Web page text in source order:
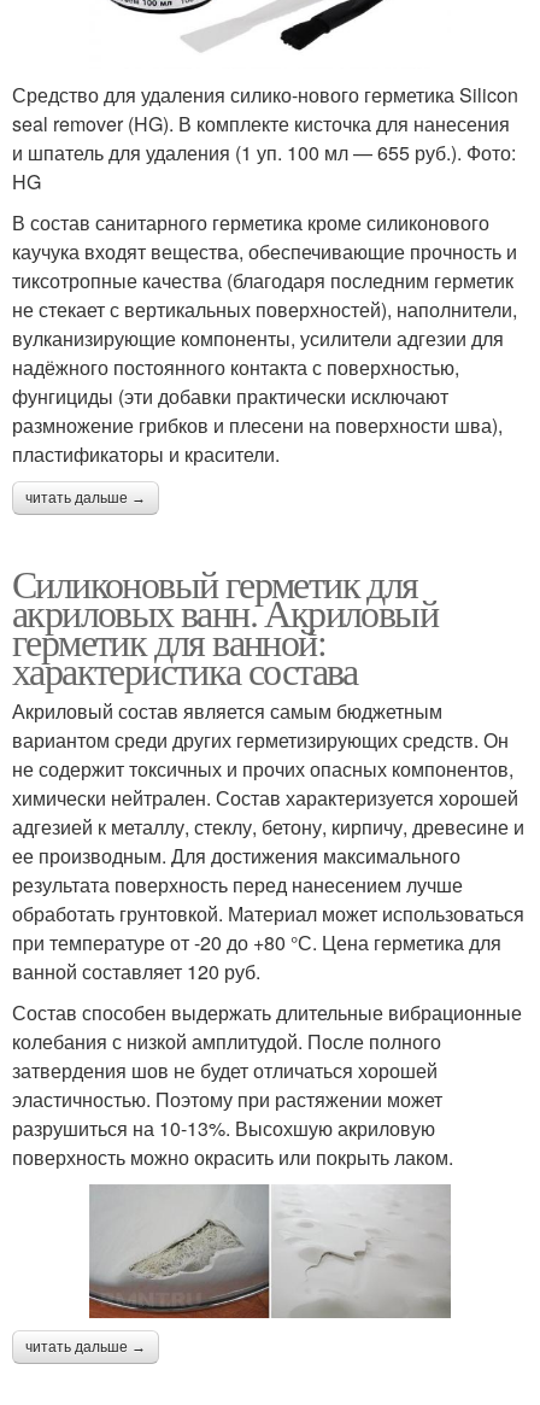
Средство для удаления силико-нового герметика Silicon
seal remover (HG). В ком­п­лекте кисточка для нанесения
и шпатель для удаления (1 уп. 100 мл — 655 руб.). Фото:
HG
В состав санитарного герметика кроме силиконового
каучука входят вещества, обеспечивающие прочность и
тиксотропные качества (благодаря последним герметик
не стекает с вертикальных поверхностей), наполнители,
вулканизирующие компоненты, усилители адгезии для
надёжного постоянного контакта с поверхностью,
фунгициды (эти добавки практически исключают
размножение грибков и плесени на поверхности шва),
пластификаторы и красители.
читать дальше →
Силиконовый герметик для
акриловых ванн. Акриловый
герметик для ванной:
характеристика состава
Акриловый состав является самым бюджетным
вариантом среди других герметизирующих средств. Он
не содержит токсичных и прочих опасных компонентов,
химически нейтрален. Состав характеризуется хорошей
адгезией к металлу, стеклу, бетону, кирпичу, древесине и
ее производным. Для достижения максимального
результата поверхность перед нанесением лучше
обработать грунтовкой. Материал может использоваться
при температуре от -20 до +80 °С. Цена герметика для
ванной составляет 120 руб.
Состав способен выдержать длительные вибрационные
колебания с низкой амплитудой. После полного
затвердения шов не будет отличаться хорошей
эластичностью. Поэтому при растяжении может
разрушиться на 10-13%. Высохшую акриловую
поверхность можно окрасить или покрыть лаком.
читать дальше →